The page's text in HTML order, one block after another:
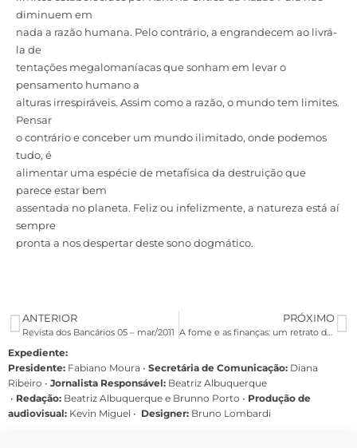
diminuem em
nada a razão humana. Pelo contrário, a engrandecem ao livrá-
la de
tentações megalomaníacas que sonham em levar o
pensamento humano a
alturas irrespiráveis. Assim como a razão, o mundo tem limites.
Pensar
o contrário e conceber um mundo ilimitado, onde podemos
tudo, é
alimentar uma espécie de metafísica da destruição que
parece estar bem
assentada no planeta. Feliz ou infelizmente, a natureza está aí
sempre
pronta a nos despertar deste sono dogmático.
ANTERIOR
Revista dos Bancários 05 – mar/2011
PRÓXIMO
A fome e as finanças: um retrato da desigualdade
Expediente:
Presidente: Fabiano Moura • Secretária de Comunicação: Diana
Ribeiro • Jornalista Responsável: Beatriz Albuquerque
• Redação: Beatriz Albuquerque e Brunno Porto • Produção de
audiovisual: Kevin Miguel • Designer: Bruno Lombardi